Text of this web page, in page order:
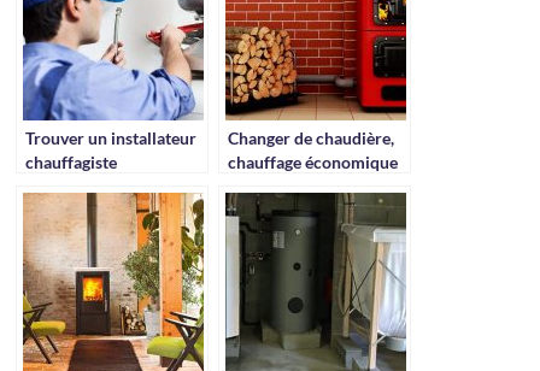
Trouver un installateur
chauffagiste
Changer de chaudière,
chauffage économique